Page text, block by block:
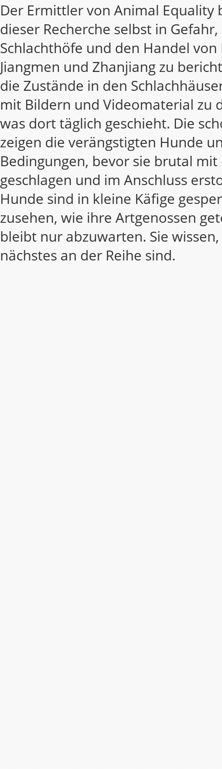
Der Ermittler von Animal Equality
dieser Recherche selbst in
Schlachthöfe und den Handel
Jiangmen und Zhanjiang zu
die Zustände in den
mit Bildern und Videomaterial zu
was dort täglich geschieht. Die
zeigen die verängstigten Hunde
Bedingungen, bevor sie brutal
geschlagen und im Anschluss
Hunde sind in kleine Käfige
zusehen, wie ihre Artgenossen
bleibt nur abzuwarten. Sie wissen,
nächstes an der Reihe sind.